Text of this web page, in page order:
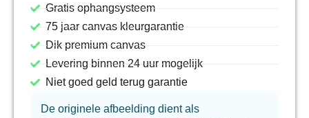
Gratis ophangsysteem
75 jaar canvas kleurgarantie
Dik premium canvas
Levering binnen 24 uur mogelijk
Niet goed geld terug garantie
De originele afbeelding dient als